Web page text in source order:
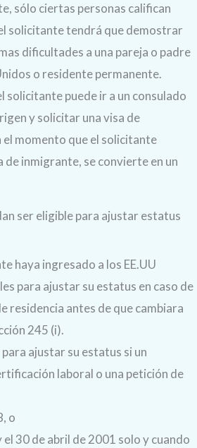
sólo ciertas personas califican
solicitante tendrá que demostrar
dificultades a una pareja o padre
o residente permanente.
solicitante puede ir a un consulado
y solicitar una visa de
el momento que el solicitante
de inmigrante, se convierte en un
ser eligible para ajustar estatus
haya ingresado a los EE.UU
para ajustar su estatus en caso de
residencia antes de que cambiara
245 (i).
ajustar su estatus si un
laboral o una petición de
o
30 de abril de 2001 solo y cuando